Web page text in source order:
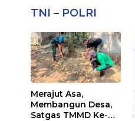
TNI – POLRI
Merajut Asa,
Membangun Desa,
Satgas TMMD Ke-